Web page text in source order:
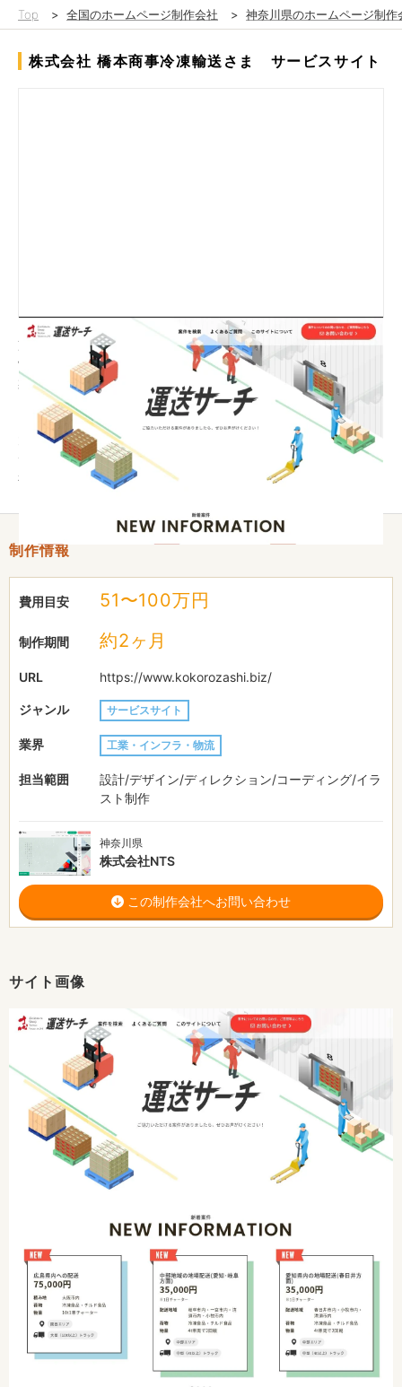
Top > 全国のホームページ制作会社 > 神奈川県のホームページ制作
株式会社 橋本商事冷凍輸送さま サービスサイト
冷凍食品を中心に扱う運送業者さまのサービスサイトをNTSにて
制作いたしました。 先方からは、自社だけでは対応しきれない
案件を他社に依頼する際の「駅の掲示板」のようなサイトを希望
されており、情報が直感的に伝わる設計を重視しました。
また、ユーザーの多くがドライバーであることを踏まえ、文字の
大きさや色分けなどを工夫し、誰でも読みやすく、理解しやすい
デザインに調整しています。 依頼者のニーズを反映しつつ、実
務上の使いやすさを両立したサイトに仕上げました。
サイト画像
制作情報
費用目安 51〜100万円
制作期間 約2ヶ月
URL https://www.kokorozashi.biz/
ジャンル サービスサイト
業界 工業・インフラ・物流
担当範囲
設計/デザイン/ディレクション/コーディング/イラ
スト制作
神奈川県
株式会社NTS
この制作会社へお問い合わせ